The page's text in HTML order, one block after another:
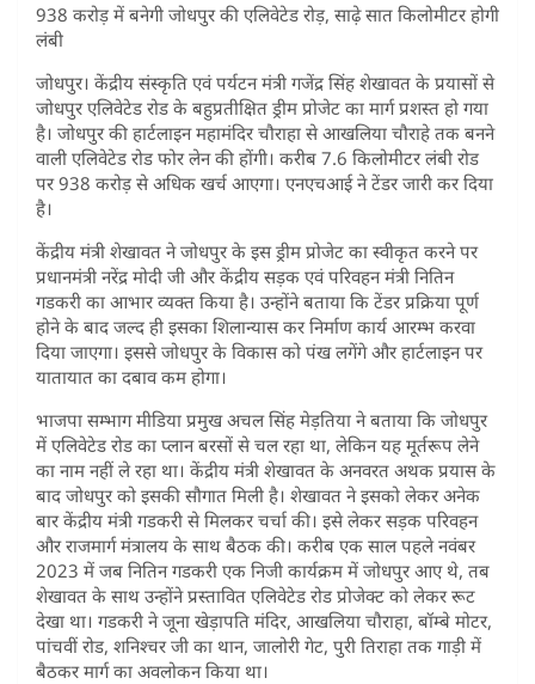
938 करोड़ में बनेगी जोधपुर की एलिवेटेड रोड़, साढ़े सात किलोमीटर होगी
लंबी
जोधपुर। केंद्रीय संस्कृति एवं पर्यटन मंत्री गजेंद्र सिंह शेखावत के प्रयासों से
जोधपुर एलिवेटेड रोड के बहुप्रतीक्षित ड्रीम प्रोजेट का मार्ग प्रशस्त हो गया
है। जोधपुर की हार्टलाइन महामंदिर चौराहा से आखलिया चौराहे तक बनने
वाली एलिवेटेड रोड फोर लेन की होंगी। करीब 7.6 किलोमीटर लंबी रोड
पर 938 करोड़ से अधिक खर्च आएगा। एनएचआई ने टेंडर जारी कर दिया
है।
केंद्रीय मंत्री शेखावत ने जोधपुर के इस ड्रीम प्रोजेट का स्वीकृत करने पर
प्रधानमंत्री नरेंद्र मोदी जी और केंद्रीय सड़क एवं परिवहन मंत्री नितिन
गडकरी का आभार व्यक्त किया है। उन्होंने बताया कि टेंडर प्रक्रिया पूर्ण
होने के बाद जल्द ही इसका शिलान्यास कर निर्माण कार्य आरम्भ करवा
दिया जाएगा। इससे जोधपुर के विकास को पंख लगेंगे और हार्टलाइन पर
यातायात का दबाव कम होगा।
भाजपा सम्भाग मीडिया प्रमुख अचल सिंह मेड़तिया ने बताया कि जोधपुर
में एलिवेटेड रोड का प्लान बरसों से चल रहा था, लेकिन यह मूर्तरूप लेने
का नाम नहीं ले रहा था। केंद्रीय मंत्री शेखावत के अनवरत अथक प्रयास के
बाद जोधपुर को इसकी सौगात मिली है। शेखावत ने इसको लेकर अनेक
बार केंद्रीय मंत्री गडकरी से मिलकर चर्चा की। इसे लेकर सड़क परिवहन
और राजमार्ग मंत्रालय के साथ बैठक की। करीब एक साल पहले नवंबर
2023 में जब नितिन गडकरी एक निजी कार्यक्रम में जोधपुर आए थे, तब
शेखावत के साथ उन्होंने प्रस्तावित एलिवेटेड रोड प्रोजेक्ट को लेकर रूट
देखा था। गडकरी ने जूना खेड़ापति मंदिर, आखलिया चौराहा, बॉम्बे मोटर,
पांचवीं रोड, शनिश्चर जी का थान, जालोरी गेट, पुरी तिराहा तक गाड़ी में
बैठकर मार्ग का अवलोकन किया था।